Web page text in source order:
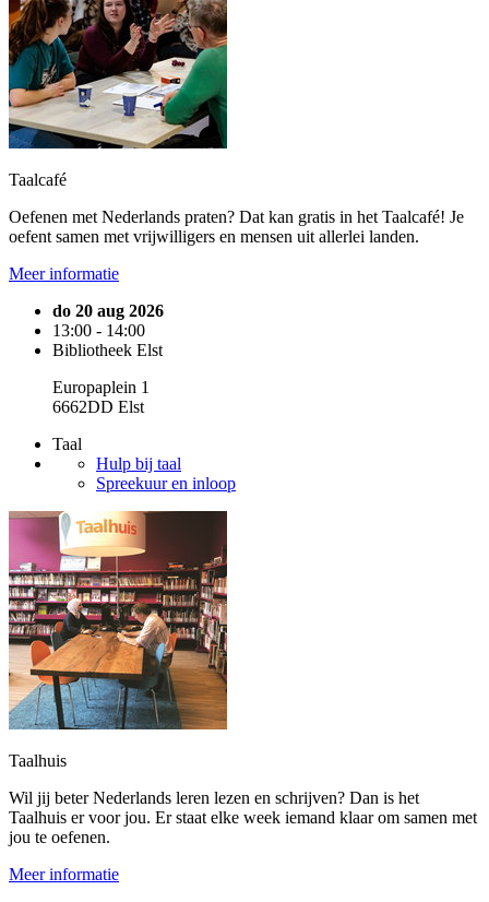
Taalcafé
Oefenen met Nederlands praten? Dat kan gratis in het Taalcafé! Je
oefent samen met vrijwilligers en mensen uit allerlei landen.
Meer informatie
do 20 aug 2026
13:00 - 14:00
Bibliotheek Elst
Europaplein 1
6662DD Elst
Taal
Hulp bij taal
Spreekuur en inloop
Taalhuis
Wil jij beter Nederlands leren lezen en schrijven? Dan is het
Taalhuis er voor jou. Er staat elke week iemand klaar om samen met
jou te oefenen.
Meer informatie